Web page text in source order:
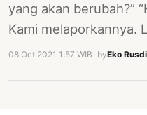
yang akan berubah?”
Kami melaporkannya.
08 Oct 2021 1:57 WIB byEko